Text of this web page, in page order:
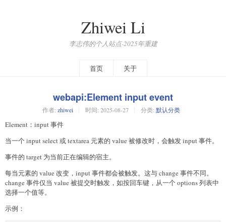
Zhiwei Li
李志伟的个人站点-2025年重建
首页 关于
webapi:Element input event
作者: zhiwei 时间: 2025-08-27 分类: 默认分类
Element：input 事件
当一个 input select 或 textarea 元素的 value 被修改时，会触发 input 事件。
事件的 target 为当前正在编辑的宿主。
每当元素的 value 改变，input 事件都会被触发。这与 change 事件不同。
change 事件仅当 value 被提交时触发，如按回车键，从一个 options 列表中
选择一个值等。
示例：